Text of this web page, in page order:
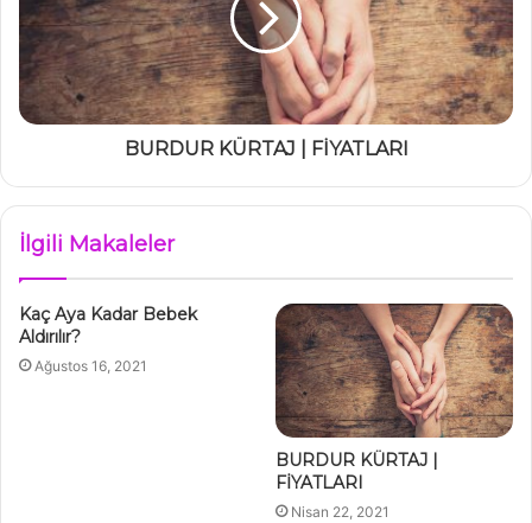
BURDUR KÜRTAJ | FİYATLARI
İlgili Makaleler
Kaç Aya Kadar Bebek
Aldırılır?
Ağustos 16, 2021
BURDUR KÜRTAJ |
FİYATLARI
Nisan 22, 2021